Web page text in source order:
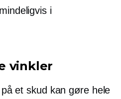
i
vinkler
et skud kan gøre hele